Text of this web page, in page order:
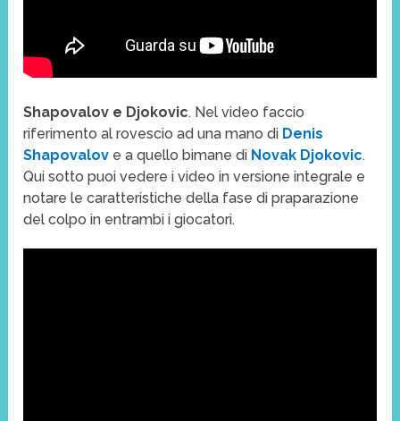
Shapovalov e Djokovic. Nel video faccio
riferimento al rovescio ad una mano di Denis
Shapovalov e a quello bimane di Novak Djokovic.
Qui sotto puoi vedere i video in versione integrale e
notare le caratteristiche della fase di praparazione
del colpo in entrambi i giocatori.